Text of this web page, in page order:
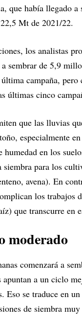
que había llegado
Mt de 2021/22.
los analistas
sembrar de 5,9
campaña, pero
últimas cinco
que las lluvias
especialmente
humedad en los
siembra para los
avena). En
los trabajos
que transcurre en
moderado
comenzará a
apuntan a un ciclo
Eso se traduce en
de siembra